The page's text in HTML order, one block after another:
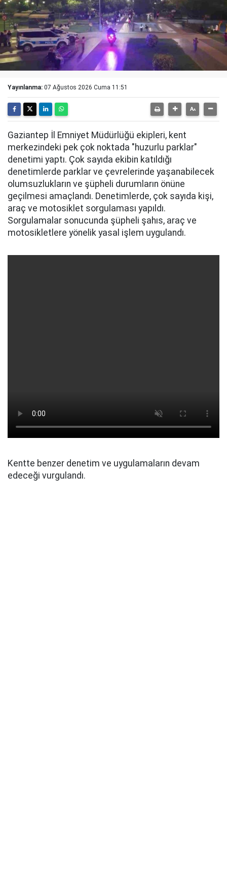
Yayınlanma: 07 Ağustos 2026 Cuma 11:51
Gaziantep İl Emniyet Müdürlüğü ekipleri, kent
merkezindeki pek çok noktada "huzurlu parklar"
denetimi yaptı. Çok sayıda ekibin katıldığı
denetimlerde parklar ve çevrelerinde yaşanabilecek
olumsuzlukların ve şüpheli durumların önüne
geçilmesi amaçlandı. Denetimlerde, çok sayıda kişi,
araç ve motosiklet sorgulaması yapıldı.
Sorgulamalar sonucunda şüpheli şahıs, araç ve
motosikletlere yönelik yasal işlem uygulandı.
Kentte benzer denetim ve uygulamaların devam
edeceği vurgulandı.